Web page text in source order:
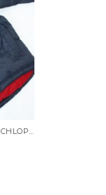
KURTKA PUCHOWA DLA CHLOPCA